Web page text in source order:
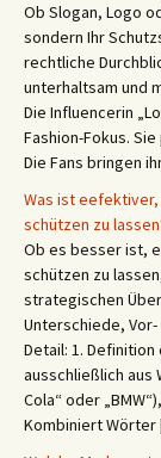
Ob Slogan, Logo
sondern Ihr
rechtliche
unterhaltsam und
Die Influencerin
Fashion-Fokus.
Die Fans bringen
Was ist
schützen zu
Ob es besser ist,
schützen zu
strategischen
Unterschiede,
Detail: 1.
ausschließlich aus
Cola“ oder
Kombiniert